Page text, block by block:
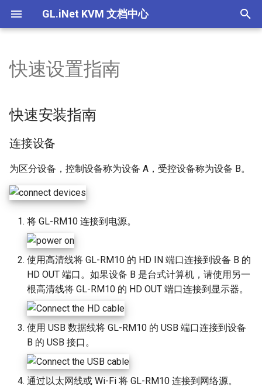
GL.iNet KVM 文档中心
n
a
l
i
z
产品概述
快速设置指南
控制页面介绍
产品概述
快速设置指南
控制页面介绍
快速安装指南
连接设备
本地访问 GL-RM10
远程访问 GL-RM10
产品概述
快速设置指南
控制页面介绍
通用
基本信息
本地与远程访问
如何通过应用程序远程访
时出现隐私错误
设备电源问题
应用程序问题
设备绑定 GLKVM 应用失
显示问题
显示空白屏幕
键鼠问题
音频问题
设置EDID
设置静态IP
使用 U-Boot 为 KVM 设备救
砖
设置设备伪装
设备间共享文件
远程安装操作系统
快速设置指南
快速安装指南
连接设备
为区分设备，控制设备称为设备 A，受控设备称为设备 B。
将 GL-RM10 连接到电源。
使用高清线将 GL-RM10 的 HD IN 端口连接到设备 B 的
HD OUT 端口。如果设备 B 是台式计算机，请使用另一
根高清线将 GL-RM10 的 HD OUT 端口连接到显示器。
使用 USB 数据线将 GL-RM10 的 USB 端口连接到设备
B 的 USB 接口。
通过以太网线或 Wi-Fi 将 GL-RM10 连接到网络源。